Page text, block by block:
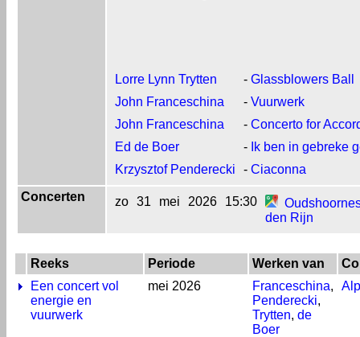
Lorre Lynn Trytten - Glassblowers Ball
John Franceschina
- Vuurwerk
John Franceschina
- Concerto for
Ed de Boer
- Ik ben in gebreke
Krzysztof Penderecki
- Ciaconna
Concerten
zo 31 mei 2026 15:30
den Rijn
Reeks Periode Werken van
Een concert vol
energie en
vuurwerk
mei 2026 Franceschina,
Penderecki,
Trytten, de
Boer